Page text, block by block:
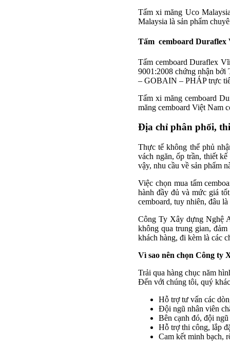
Tấm xi măng Uco
Malaysia là sản phẩm
Tấm cemboard Duraflex
Tấm cemboard Duraflex
9001:2008 chứng nhận
– GOBAIN – PHÁP trực
Tấm xi măng cemboard
măng cemboard Việt Nam
Địa chỉ phân phối,
Thực tế không thể phủ
vách ngăn, ốp trần, thiết
vậy, nhu cầu về sản phẩm
Việc chọn mua tấm
hành đầy đủ và mức giá
cemboard, tuy nhiên, đâu
Công Ty Xây dựng Nghệ
không qua trung gian,
khách hàng, đi kèm là các
Vì sao nên chọn Công ty
Trải qua hàng chục năm
Đến với chúng tôi, quý
Hỗ trợ tư vấn các
Đội ngũ nhân viên
Bên cạnh đó, đội
Hỗ trợ thi công, lắp
Cam kết minh bạch,